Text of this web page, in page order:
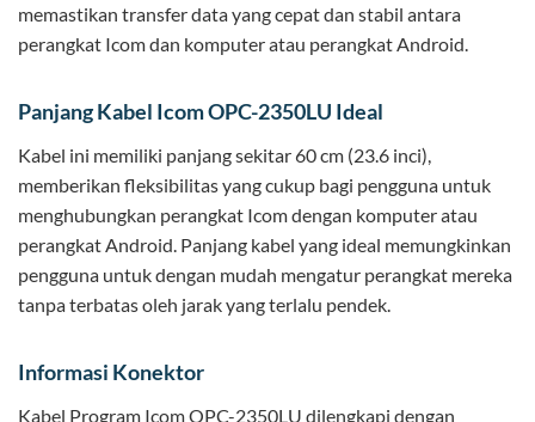
memastikan transfer data yang cepat dan stabil antara
perangkat Icom dan komputer atau perangkat Android.
Panjang Kabel Icom OPC-2350LU Ideal
Kabel ini memiliki panjang sekitar 60 cm (23.6 inci),
memberikan fleksibilitas yang cukup bagi pengguna untuk
menghubungkan perangkat Icom dengan komputer atau
perangkat Android. Panjang kabel yang ideal memungkinkan
pengguna untuk dengan mudah mengatur perangkat mereka
tanpa terbatas oleh jarak yang terlalu pendek.
Informasi Konektor
Kabel Program Icom OPC-2350LU dilengkapi dengan